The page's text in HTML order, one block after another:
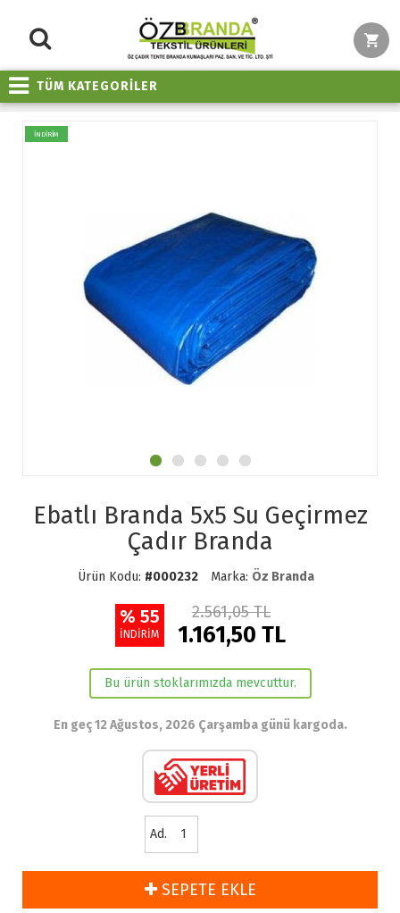
TÜM KATEGORİLER
İNDİRİM
Ebatlı Branda 5x5 Su Geçirmez
Çadır Branda
Ürün Kodu: #000232 Marka: Öz Branda
% 55
İNDİRİM
2.561,05 TL
1.161,50 TL
Bu ürün stoklarımızda mevcuttur.
En geç 12 Ağustos, 2026 Çarşamba günü kargoda.
Ad.
SEPETE EKLE